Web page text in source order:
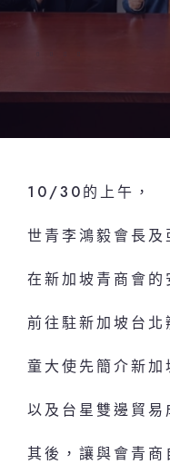
10/30的上午，
世青李鴻毅會長及
在新加坡青商會的
前往駐新加坡台北
童大使先簡介新加
以及台星雙邊貿易
其後，讓與會青商